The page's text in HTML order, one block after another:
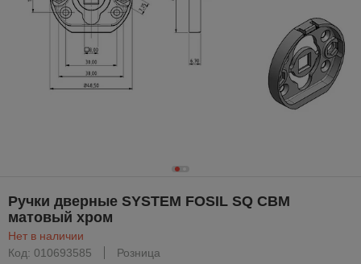
Ручки дверные SYSTEM FOSIL SQ CBM
матовый хром
Нет в наличии
Код: 010693585
Розница